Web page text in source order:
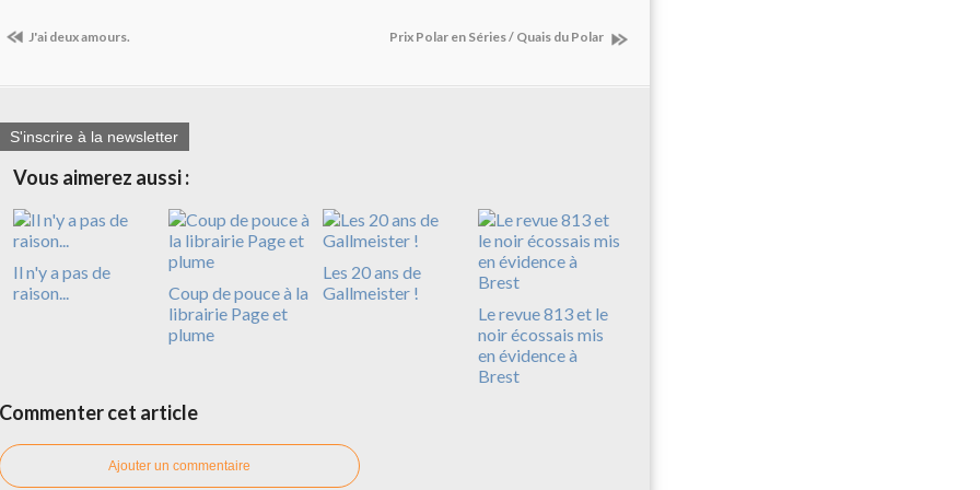
​J'ai deux amours. Prix Polar en Séries / Quais du Polar
S'inscrire à la newsletter
Vous aimerez aussi :
Il n'y a pas de
raison...
Coup de pouce à la
librairie Page et
plume
Les 20 ans de
Gallmeister !
Le revue 813 et le
noir écossais mis
en évidence à
Brest
Commenter cet article
Ajouter un commentaire